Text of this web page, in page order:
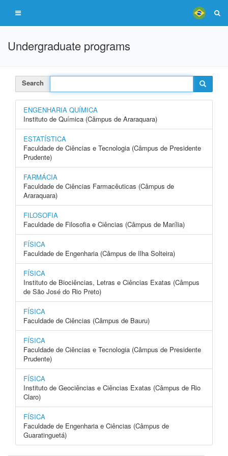
Undergraduate programs
Search
ENGENHARIA QUÍMICA
Instituto de Química (Câmpus de Araraquara)
ESTATÍSTICA
Faculdade de Ciências e Tecnologia (Câmpus de Presidente
Prudente)
FARMÁCIA
Faculdade de Ciências Farmacêuticas (Câmpus de
Araraquara)
FILOSOFIA
Faculdade de Filosofia e Ciências (Câmpus de Marília)
FÍSICA
Faculdade de Engenharia (Câmpus de Ilha Solteira)
FÍSICA
Instituto de Biociências, Letras e Ciências Exatas (Câmpus
de São José do Rio Preto)
FÍSICA
Faculdade de Ciências (Câmpus de Bauru)
FÍSICA
Faculdade de Ciências e Tecnologia (Câmpus de Presidente
Prudente)
FÍSICA
Instituto de Geociências e Ciências Exatas (Câmpus de Rio
Claro)
FÍSICA
Faculdade de Engenharia e Ciências (Câmpus de
Guaratinguetá)